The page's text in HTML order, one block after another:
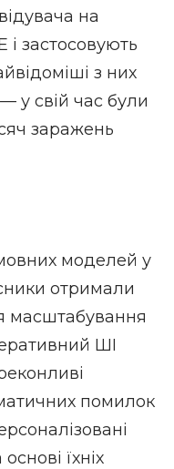
на
і застосовують
з них
у свій час були
заражень
моделей у
отримали
масштабування
ШІ
помилок
їхніх